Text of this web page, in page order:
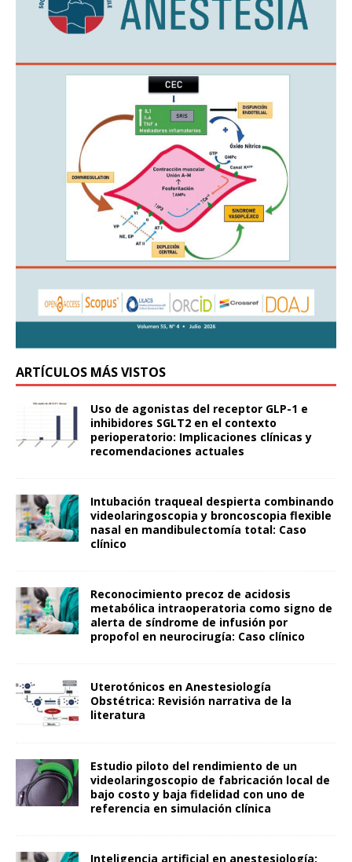
ARTÍCULOS MÁS VISTOS
Uso de agonistas del receptor GLP-1 e
inhibidores SGLT2 en el contexto
perioperatorio: Implicaciones clínicas y
recomendaciones actuales
Intubación traqueal despierta combinando
videolaringoscopia y broncoscopia flexible
nasal en mandibulectomía total: Caso
clínico
Reconocimiento precoz de acidosis
metabólica intraoperatoria como signo de
alerta de síndrome de infusión por
propofol en neurocirugía: Caso clínico
Uterotónicos en Anestesiología
Obstétrica: Revisión narrativa de la
literatura
Estudio piloto del rendimiento de un
videolaringoscopio de fabricación local de
bajo costo y baja fidelidad con uno de
referencia en simulación clínica
Inteligencia artificial en anestesiología: